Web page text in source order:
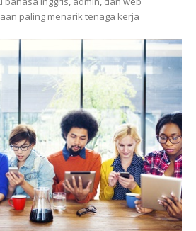
paling menarik tenaga kerja